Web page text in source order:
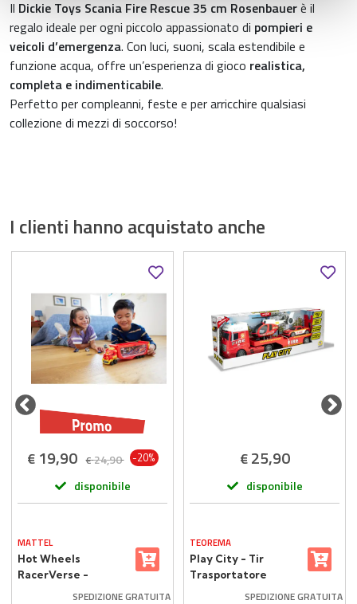
raccolto dal suo utilizzo dei loro servizi.
Il Dickie Toys Scania Fire Rescue 35 cm Rosenbauerè il
regalo ideale per ogni piccolo appassionato di pompieri e
veicoli d’emergenza. Con luci, suoni, scala estendibile e
funzione acqua, offre un’esperienza di gioco realistica,
completa e indimenticabile.
Perfetto per compleanni, feste e per arricchire qualsiasi
collezione di mezzi di soccorso!
I clienti hanno acquistato anche
€ 19,90 €24,90 -20%
disponibile
MATTEL
Hot Wheels
RacerVerse -
SPEDIZIONE GRATUITA
€ 25,90
disponibile
TEOREMA
Play City - Tir
Trasportatore
SPEDIZIONE GRATUITA